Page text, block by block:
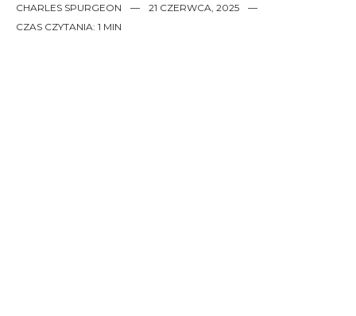
CHARLES SPURGEON — 21 CZERWCA, 2025
—
CZAS CZYTANIA: 1 MIN